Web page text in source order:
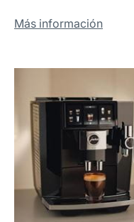
Más información